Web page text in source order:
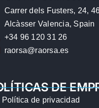
Carrer dels Fusters, 24,
Alcàsser Valencia, Spain
+34 96 120 31 26
raorsa@raorsa.es
DE
Política de privacidad